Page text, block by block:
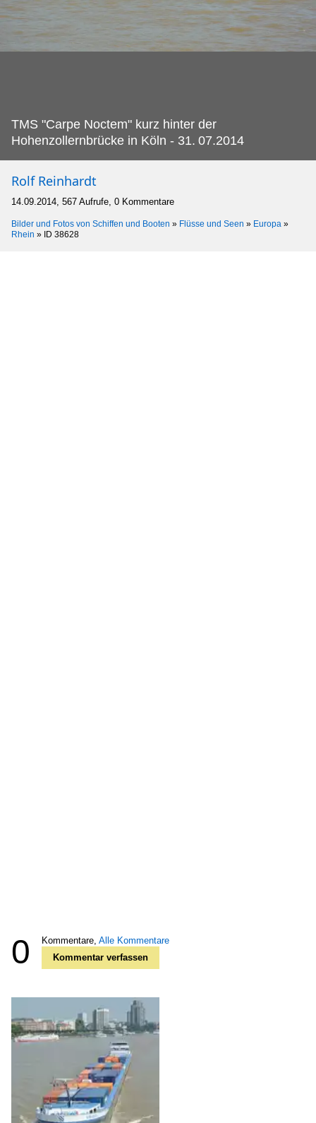
TMS "Carpe Noctem" kurz hinter der
Hohenzollernbrücke in Köln - 31. 07.2014
Rolf Reinhardt
14.09.2014, 567 Aufrufe, 0 Kommentare
Bilder und Fotos von Schiffen und Booten » Flüsse und Seen » Europa »
Rhein » ID 38628
0 Kommentare, Alle Kommentare
Kommentar verfassen